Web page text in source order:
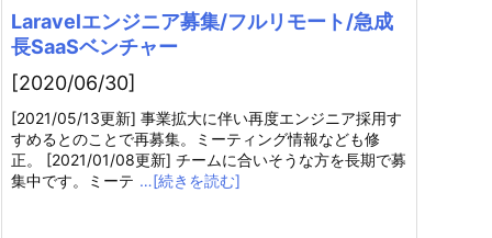
Laravelエンジニア募集/フルリモート/急成
長SaaSベンチャー
[2020/06/30]
[2021/05/13更新] 事業拡大に伴い再度エンジニア採用す
すめるとのことで再募集。ミーティング情報なども修
正。 [2021/01/08更新] チームに合いそうな方を長期で募
集中です。ミーテ …[続きを読む]